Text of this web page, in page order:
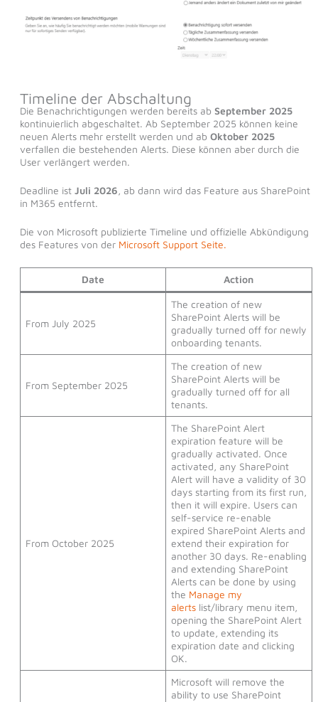
Timeline der Abschaltung
Die Benachrichtigungen werden bereits ab September 2025
kontinuierlich abgeschaltet. Ab September 2025 können keine
neuen Alerts mehr erstellt werden und ab Oktober 2025
verfallen die bestehenden Alerts. Diese können aber durch die
User verlängert werden.
Deadline ist Juli 2026 , ab dann wird das Feature aus SharePoint
in M365 entfernt.
Die von Microsoft publizierte Timeline und offizielle Abkündigung
des Features von der Microsoft Support Seite.
Date Action
From July 2025
The creation of new
SharePoint Alerts will be
gradually turned off for newly
onboarding tenants.
From September 2025
The creation of new
SharePoint Alerts will be
gradually turned off for all
tenants.
From October 2025
The SharePoint Alert
expiration feature will be
gradually activated. Once
activated, any SharePoint
Alert will have a validity of 30
days starting from its first run,
then it will expire. Users can
self-service re-enable
expired SharePoint Alerts and
extend their expiration for
another 30 days. Re-enabling
and extending SharePoint
Alerts can be done by using
the Manage my
alertslist/library menu item,
opening the SharePoint Alert
to update, extending its
expiration date and clicking
OK.
Microsoft will remove the
ability to use SharePoint